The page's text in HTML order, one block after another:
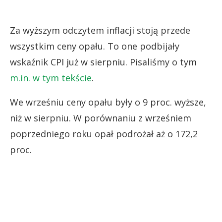
Za wyższym odczytem inflacji stoją przede
wszystkim ceny opału. To one podbijały
wskaźnik CPI już w sierpniu. Pisaliśmy o tym
m.in. w tym tekście.
We wrześniu ceny opału były o 9 proc. wyższe,
niż w sierpniu. W porównaniu z wrześniem
poprzedniego roku opał podrożał aż o 172,2
proc.